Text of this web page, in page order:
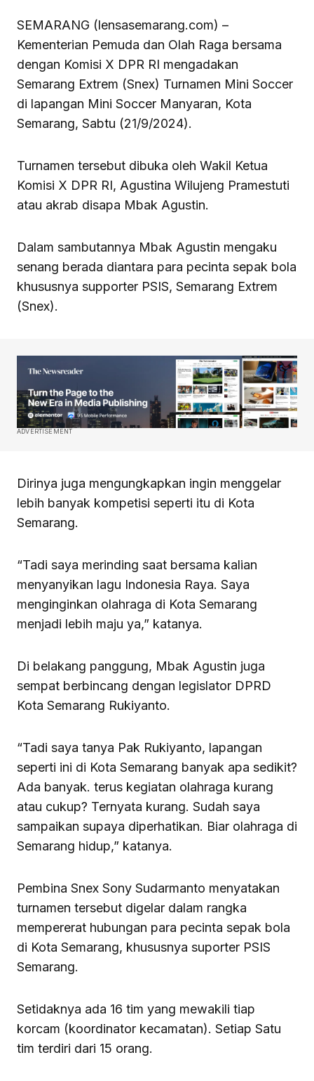
SEMARANG (lensasemarang.com) –
Kementerian Pemuda dan Olah Raga bersama
dengan Komisi X DPR RI mengadakan
Semarang Extrem (Snex) Turnamen Mini Soccer
di lapangan Mini Soccer Manyaran, Kota
Semarang, Sabtu (21/9/2024).
Turnamen tersebut dibuka oleh Wakil Ketua
Komisi X DPR RI, Agustina Wilujeng Pramestuti
atau akrab disapa Mbak Agustin.
Dalam sambutannya Mbak Agustin mengaku
senang berada diantara para pecinta sepak bola
khususnya supporter PSIS, Semarang Extrem
(Snex).
ADVERTISEMENT
Dirinya juga mengungkapkan ingin menggelar
lebih banyak kompetisi seperti itu di Kota
Semarang.
“Tadi saya merinding saat bersama kalian
menyanyikan lagu Indonesia Raya. Saya
menginginkan olahraga di Kota Semarang
menjadi lebih maju ya,” katanya.
Di belakang panggung, Mbak Agustin juga
sempat berbincang dengan legislator DPRD
Kota Semarang Rukiyanto.
“Tadi saya tanya Pak Rukiyanto, lapangan
seperti ini di Kota Semarang banyak apa sedikit?
Ada banyak. terus kegiatan olahraga kurang
atau cukup? Ternyata kurang. Sudah saya
sampaikan supaya diperhatikan. Biar olahraga di
Semarang hidup,” katanya.
Pembina Snex Sony Sudarmanto menyatakan
turnamen tersebut digelar dalam rangka
mempererat hubungan para pecinta sepak bola
di Kota Semarang, khususnya suporter PSIS
Semarang.
Setidaknya ada 16 tim yang mewakili tiap
korcam (koordinator kecamatan). Setiap Satu
tim terdiri dari 15 orang.